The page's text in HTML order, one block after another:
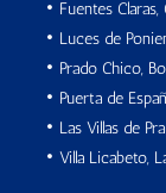
Fuentes
Luces de
Prado Chico,
Puerta de
Las Villas de
Villa Licabeto,